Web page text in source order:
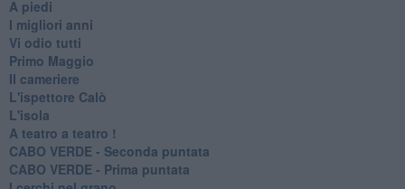
A piedi
I migliori anni
Vi odio tutti
Primo Maggio
Il cameriere
L'ispettore Calò
L'isola
A teatro a teatro !
CABO VERDE - Seconda puntata
CABO VERDE - Prima puntata